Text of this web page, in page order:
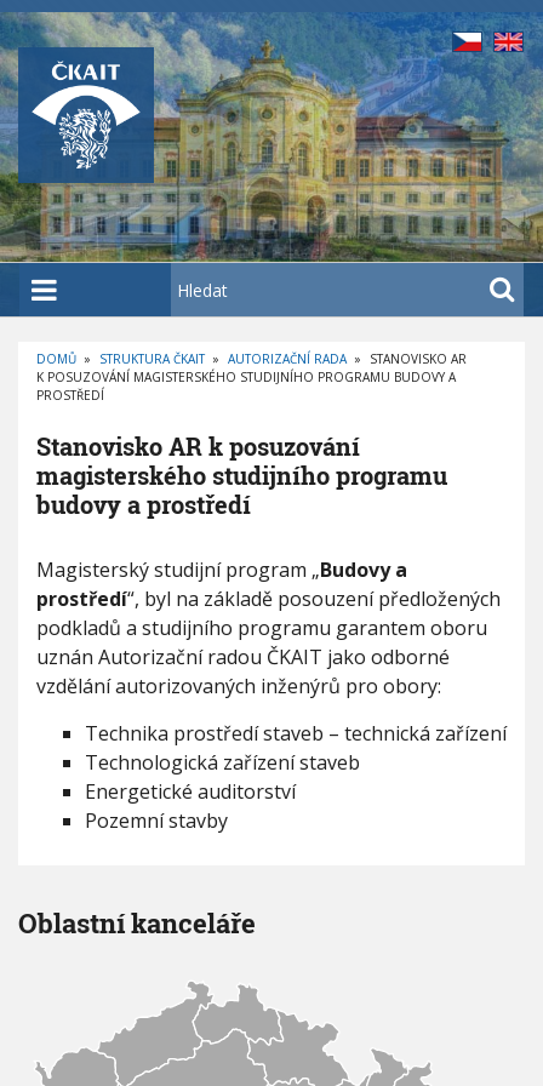
P
ř
e
j
í
t
k
h
l
d
D
R
E
Č
K
O
V
Á
A
C
E
DOMŮ » STRUKTURA ČKAIT » AUTORIZAČNÍ RADA »
STANOVISKO AR
K POSUZOVÁNÍ MAGISTERSKÉHO STUDIJNÍHO PROGRAMU BUDOVY A
PROSTŘEDÍ
Stanovisko AR k posuzování
magisterského studijního programu
budovy a prostředí
Magisterský studijní program „Budovy a
prostředí“, byl na základě posouzení předložených
podkladů a studijního programu garantem oboru
uznán Autorizační radou ČKAIT jako odborné
vzdělání autorizovaných inženýrů pro obory:
Technika prostředí staveb – technická zařízení
Technologická zařízení staveb
Energetické auditorství
Pozemní stavby
Oblastní kanceláře